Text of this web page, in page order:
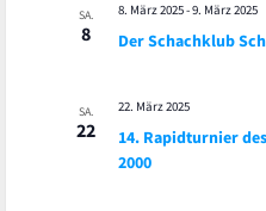
SA.
8 Der Schachklub
8. März 2025-9. März 2025
SA.
22
14. Rapidturnier
2000
22. März 2025